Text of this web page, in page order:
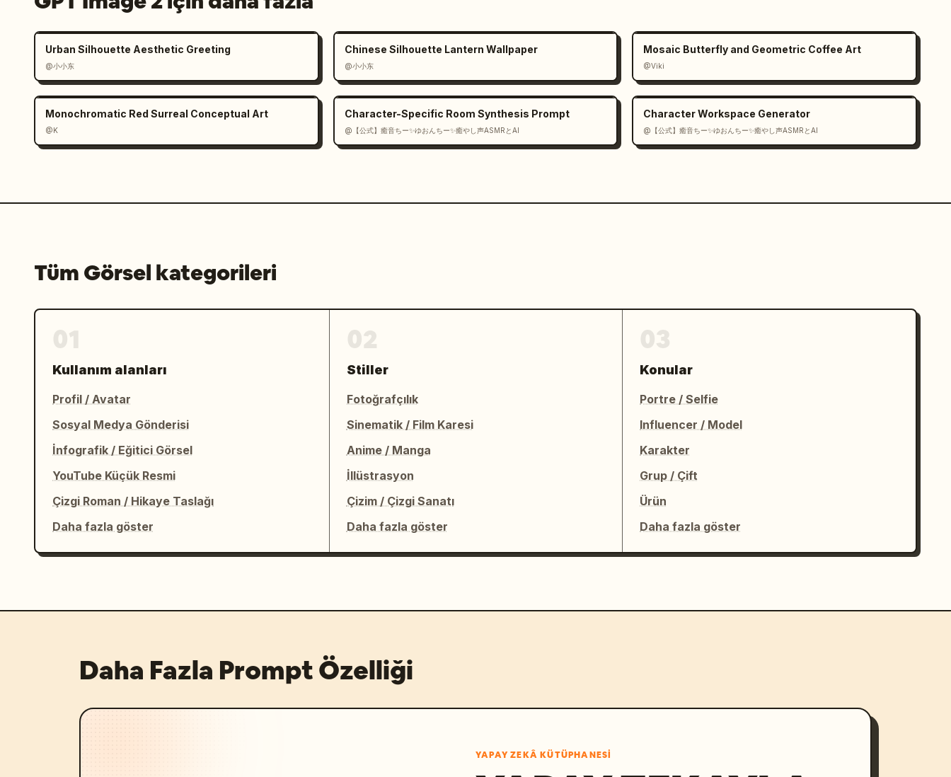
Urban Silhouette Aesthetic Greeting
@小小东
Chinese Silhouette Lantern Wallpaper
@小小东
Mosaic Butterfly and Geometric Coffee Art
@Viki
Monochromatic Red Surreal Conceptual Art
@K
Character-Specific Room Synthesis Prompt
@【公式】癒音ちー✨ゆおんちー✨癒やし声ASMRとAI
Character Workspace Generator
@【公式】癒音ちー✨ゆおんちー✨癒やし声ASMRとAI
Tüm Görsel kategorileri
Kullanım alanları
Profil / Avatar
Sosyal Medya Gönderisi
İnfografik / Eğitici Görsel
YouTube Küçük Resmi
Çizgi Roman / Hikaye Taslağı
Daha fazla göster
Stiller
Fotoğrafçılık
Sinematik / Film Karesi
Anime / Manga
İllüstrasyon
Çizim / Çizgi Sanatı
Daha fazla göster
Konular
Portre / Selfie
Influencer / Model
Karakter
Grup / Çift
Ürün
Daha fazla göster
Daha Fazla Prompt Özelliği
YAPAY ZEKÂ KÜTÜPHANESI